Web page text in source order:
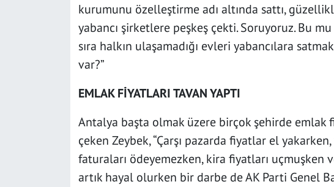
kurumunu özelleştirme adı altında sattı,
yabancı şirketlere peşkeş çekti. Soruyoruz. Bu
sıra halkın ulaşamadığı evleri yabancılara
var?”
EMLAK FİYATLARI TAVAN YAPTI
Antalya başta olmak üzere birçok şehirde emlak
çeken Zeybek, “Çarşı pazarda fiyatlar el
faturaları ödeyemezken, kira fiyatları uçmuşken
artık hayal olurken bir darbe de AK Parti Genel